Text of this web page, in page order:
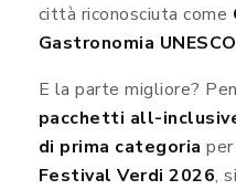
città riconosciuta come
Gastronomia UNESCO
E la parte migliore?
pacchetti all-
di prima categoria
Festival Verdi 2026,